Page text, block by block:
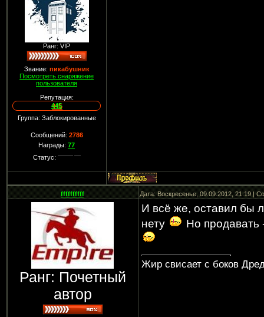
Ранг: VIP
Звание: пикабушник
Посмотреть снаряжение
пользователя
Репутация:
445
Группа: Заблокированные
Сообщений: 2786
Награды: 77
Статус:
ffffffffff Дата: Воскресенье, 09.09.2012, 21:19 |
Ранг: Почетный
автор
И всё же, оставил бы
нету
Но продавать
Жир свисает с боков